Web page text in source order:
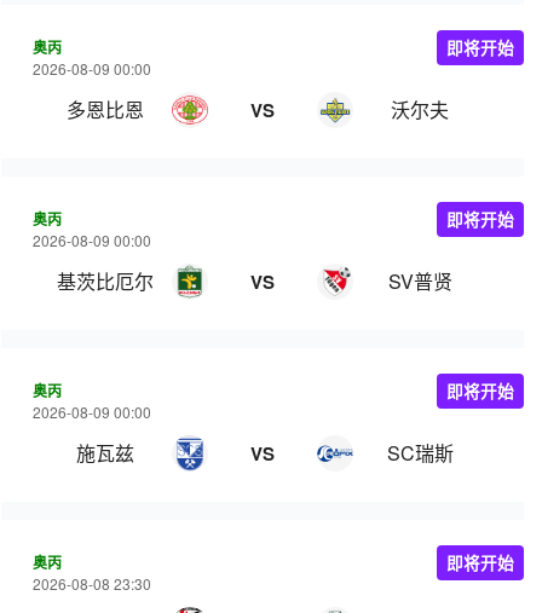
奥丙
2026-08-09 00:00
多恩比恩 VS 沃尔夫
即将开始
奥丙
2026-08-09 00:00
基茨比厄尔 VS SV普贤
即将开始
奥丙
2026-08-09 00:00
施瓦兹 VS SC瑞斯
即将开始
奥丙
2026-08-08 23:30
即将开始